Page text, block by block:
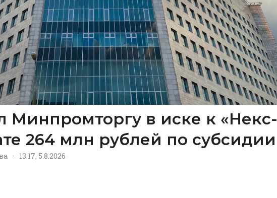
Минпромторгу в иске к «Некс-
264 млн рублей по субсидии
· 13:17, 5.8.2026